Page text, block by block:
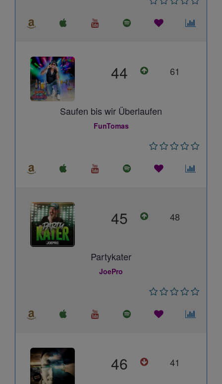
44 61
Saufen bis wir Überlaufen
FunTomas
45 48
Partykater
JoePro
46 41